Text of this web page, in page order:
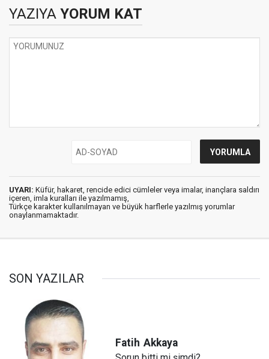
YAZIYA YORUM KAT
UYARI: Küfür, hakaret, rencide edici cümleler veya imalar, inançlara saldırı
içeren, imla kuralları ile yazılmamış,
Türkçe karakter kullanılmayan ve büyük harflerle yazılmış yorumlar
onaylanmamaktadır.
SON YAZILAR
Fatih Akkaya